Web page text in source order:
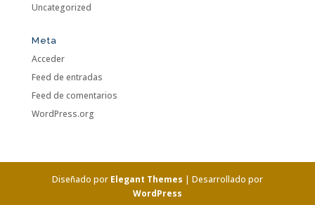
Uncategorized
Meta
Acceder
Feed de entradas
Feed de comentarios
WordPress.org
Diseñado por Elegant Themes | Desarrollado por
WordPress